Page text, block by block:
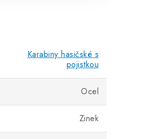
Karabiny hasičské s
pojistkou
Ocel
Zinek